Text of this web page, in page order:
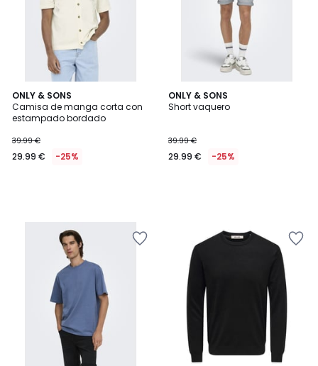
ONLY & SONS
Camisa de manga corta con
estampado bordado
39.99 €
29.99 € -25%
ONLY & SONS
Short vaquero
39.99 €
29.99 € -25%